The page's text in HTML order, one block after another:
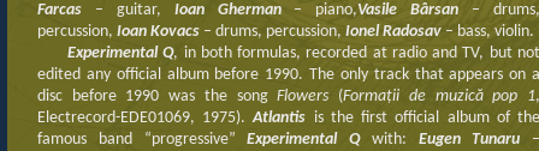
Farcas – guitar, Ioan Gherman– piano,Vasile Bârsan –
percussion, Ioan Kovacs – drums, percussion, Ionel Radosav – bass, violin.
Experimental Q, in both formulas, recorded at radio and TV, but
edited any official album before 1990. The only track that appears on a
disc before 1990 was the songFlowers (Formații de muzică pop 1
Electrecord-EDE01069, 1975).Atlantis is the first official album of
famous band “progressive”Experimental Qwith: Eugen Tunaru –